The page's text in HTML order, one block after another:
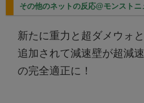
その他のネットの反応@モンストニ
新たに重力と超ダメウォ
追加されて減速壁が超減
の完全適正に！